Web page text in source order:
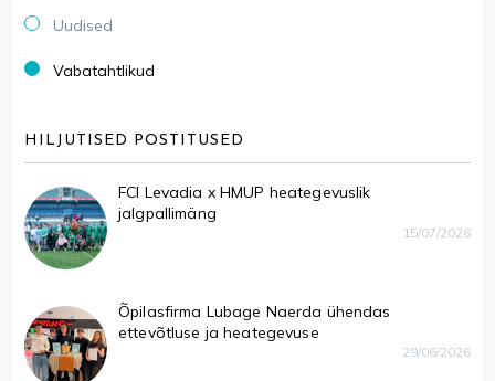
Uudised
Vabatahtlikud
HILJUTISED POSTITUSED
FCI Levadia x HMUP heategevuslik
jalgpallimäng
15/07/2026
Õpilasfirma Lubage Naerda ühendas
ettevõtluse ja heategevuse
29/06/2026